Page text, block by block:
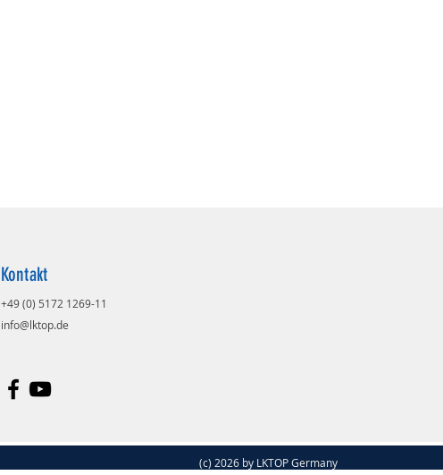
Kontakt
+49 (0) 5172 1269-11
info@lktop.de
(c) 2026 by LKTOP Germany